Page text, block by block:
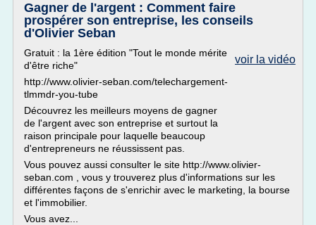
Gagner de l'argent : Comment faire
prospérer son entreprise, les conseils
d'Olivier Seban
voir la vidéo
Gratuit : la 1ère édition "Tout le monde mérite
d'être riche"
http://www.olivier-seban.com/telechargement-
tlmmdr-you-tube
Découvrez les meilleurs moyens de gagner
de l'argent avec son entreprise et surtout la
raison principale pour laquelle beaucoup
d'entrepreneurs ne réussissent pas.
Vous pouvez aussi consulter le site http://www.olivier-
seban.com , vous y trouverez plus d'informations sur les
différentes façons de s'enrichir avec le marketing, la bourse
et l'immobilier.
Vous avez...